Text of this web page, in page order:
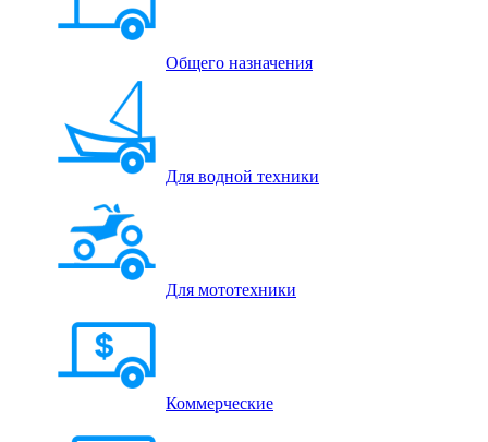
Общего назначения
Для водной техники
Для мототехники
Коммерческие